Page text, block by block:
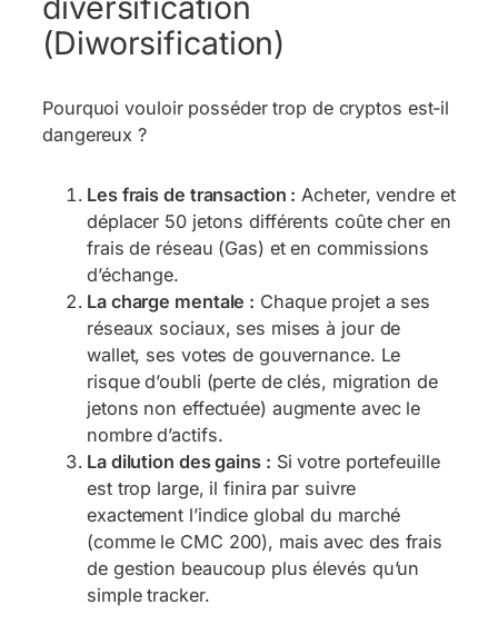
(Diworsification)
Pourquoi vouloir posséder trop de cryptos est-il
dangereux ?
Les frais de transaction : Acheter, vendre et
déplacer 50 jetons différents coûte cher en
frais de réseau (Gas) et en commissions
d’échange.
La charge mentale : Chaque projet a ses
réseaux sociaux, ses mises à jour de
wallet, ses votes de gouvernance. Le
risque d’oubli (perte de clés, migration de
jetons non effectuée) augmente avec le
nombre d’actifs.
La dilution des gains : Si votre portefeuille
est trop large, il finira par suivre
exactement l’indice global du marché
(comme le CMC 200), mais avec des frais
de gestion beaucoup plus élevés qu’un
simple tracker.